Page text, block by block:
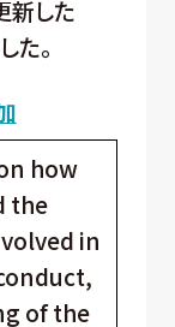
新した
。
how
the
in
of the